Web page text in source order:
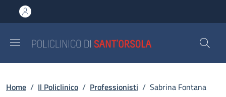
al contenuto principale
to footer content
Briciole di pane
Home / Il Policlinico / Professionisti / Sabrina Fontana